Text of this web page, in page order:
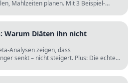
Mahlzeiten planen. Mit 3 Beispiel-
Warum Diäten ihn nicht
Analysen zeigen, dass
senkt – nicht steigert. Plus: Die echten